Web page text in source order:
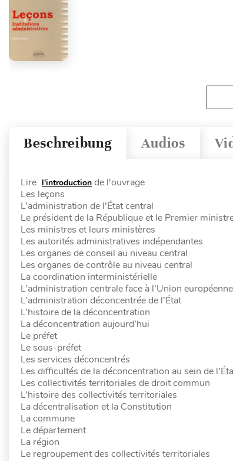
Audios
Beschreibung
Lire l'introduction de l'ouvrage
Les leçons
L’administration de l’État central
Le président de la République et le Premier
Les ministres et leurs ministères
Les autorités administratives indépendantes
Les organes de conseil au niveau central
Les organes de contrôle au niveau central
La coordination interministérielle
L’administration centrale face à l’Union européenne
L’administration déconcentrée de l’État
L’histoire de la déconcentration
La déconcentration aujourd’hui
Le préfet
Le sous-préfet
Les services déconcentrés
Les difficultés de la déconcentration au sein de
Les collectivités territoriales de droit commun
L’histoire des collectivités territoriales
La décentralisation et la Constitution
La commune
Le département
La région
Le regroupement des collectivités territoriales